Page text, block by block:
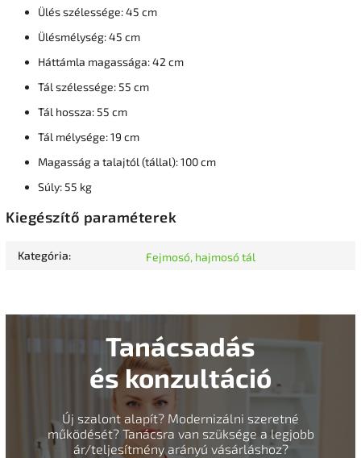
Ülés szélessége: 45 cm
Ülésmélység: 45 cm
Háttámla magassága: 42 cm
Tál szélessége: 55 cm
Tál hossza: 55 cm
Tál mélysége: 19 cm
Magasság a talajtól (tállal): 100 cm
Súly: 55 kg
Kiegészítő paraméterek
Kategória: Fejmosó, hajmosó tál
Tanácsadás
és konzultáció
Új szalont alapít? Modernizálni szeretné
működését? Tanácsra van szüksége a legjobb
ár/teljesítmény arányú vásárláshoz?